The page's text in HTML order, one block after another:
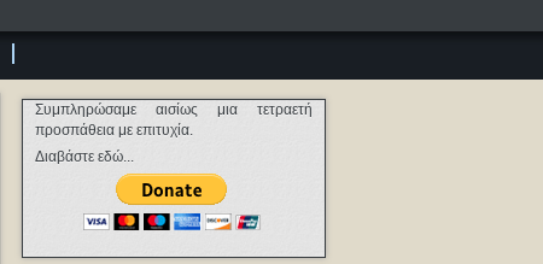
Συμπληρώσαμε αισίως μια τετραετή
προσπάθεια με επιτυχία.
Διαβάστε εδώ...